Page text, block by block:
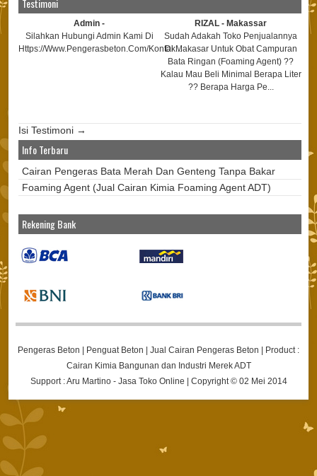
Testimoni
Admin -
Silahkan Hubungi Admin Kami Di
Https://www.pengerasbeton.com/kontak...
RIZAL - Makassar
Sudah Adakah Toko Penjualannya
Di Makasar Untuk Obat Campuran
Bata Ringan (foaming Agent) ??
Kalau Mau Beli Minimal Berapa Liter
?? Berapa Harga Pe...
Isi Testimoni →
Info Terbaru
Cairan Pengeras Bata Merah Dan Genteng Tanpa Bakar
Foaming Agent (Jual Cairan Kimia Foaming Agent ADT)
Rekening Bank
Pengeras Beton | Penguat Beton | Jual Cairan Pengeras Beton | Product :
Cairan Kimia Bangunan dan Industri Merek ADT
Support :Aru Martino- Jasa Toko Online | Copyright © 02 Mei 2014